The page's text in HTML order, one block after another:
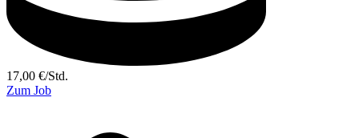
17,00 €/Std.
Zum Job